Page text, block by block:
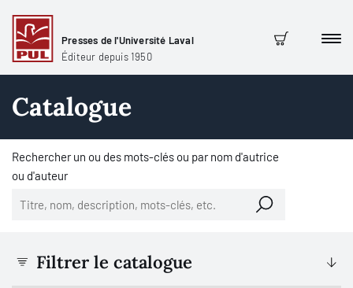
Presses de l'Université Laval
Éditeur depuis 1950
Panier
Catalogue
Rechercher un ou des mots-clés ou par nom d'autrice
ou d'auteur
Filtrer le catalogue